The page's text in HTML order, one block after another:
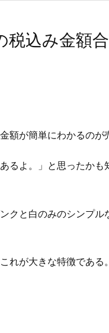
税込み金額
が簡単にわかるのが
るよ。」と思ったか
と白のみのシンプル
れが大きな特徴である。